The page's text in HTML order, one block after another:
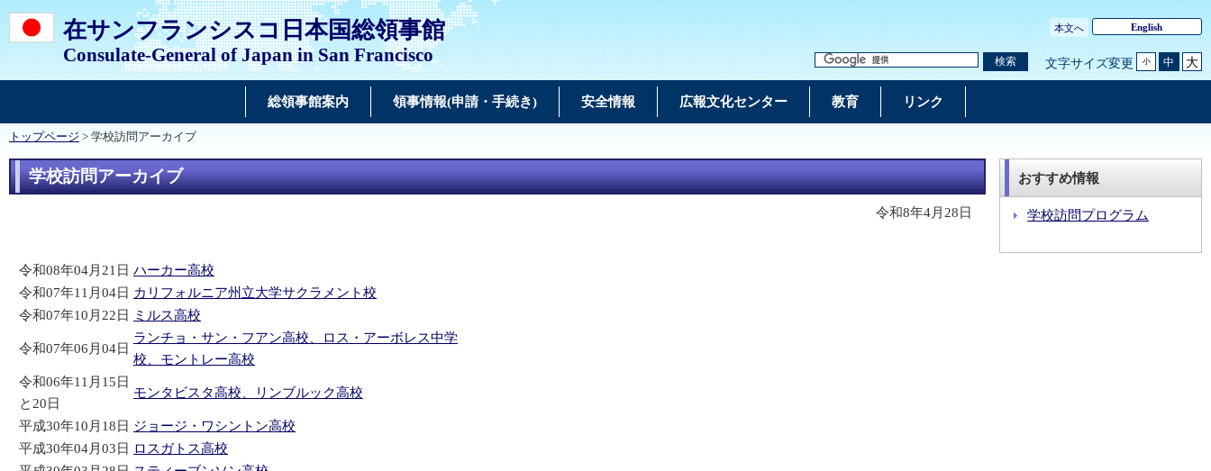
在サンフランシスコ日本国総領事館
Consulate-General of Japan in San Francisco
本文へ English
検索 文字サイズ変更 小 中 大
総領事館案内 領事情報(申請・手続き) 安全情報 広報文化センター 教育 リンク
トップページ > 学校訪問アーカイブ
学校訪問アーカイブ
令和8年4月28日
令和08年04月21日 ハーカー高校
令和07年11月04日 カリフォルニア州立大学サクラメント校
令和07年10月22日
ミルス高校
令和07年06月04日
ランチョ・サン・フアン高校、ロス・アーボレス中学
校、モントレー高校
令和06年11月15日
と20日
モンタビスタ高校、リンブルック高校
平成30年10月18日 ジョージ・ワシントン高校
平成30年04月03日 ロスガトス高校
おすすめ情報
学校訪問プログラム